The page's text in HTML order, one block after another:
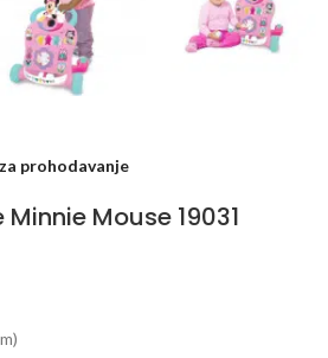
prohodavanje
Mouse 19031